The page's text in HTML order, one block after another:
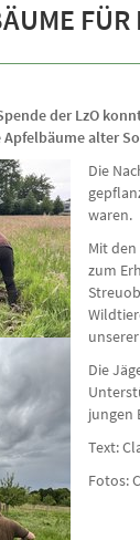
der LzO
alter
Die
waren.
Mit
zum
Die
jungen
Text:
Fotos: